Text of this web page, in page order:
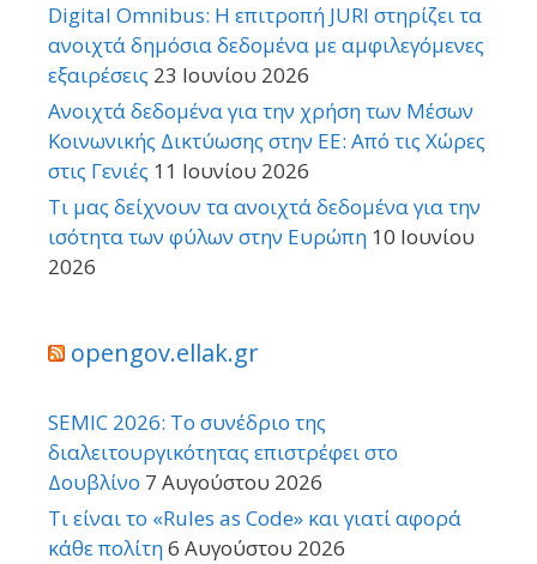
Digital Omnibus: Η επιτροπή JURI στηρίζει τα
ανοιχτά δημόσια δεδομένα με αμφιλεγόμενες
εξαιρέσεις 23 Ιουνίου 2026
Ανοιχτά δεδομένα για την χρήση των Μέσων
Κοινωνικής Δικτύωσης στην ΕΕ: Από τις Χώρες
στις Γενιές 11 Ιουνίου 2026
Τι μας δείχνουν τα ανοιχτά δεδομένα για την
ισότητα των φύλων στην Ευρώπη 10 Ιουνίου
2026
opengov.ellak.gr
SEMIC 2026: Το συνέδριο της
διαλειτουργικότητας επιστρέφει στο
Δουβλίνο 7 Αυγούστου 2026
Τι είναι το «Rules as Code» και γιατί αφορά
κάθε πολίτη6 Αυγούστου 2026